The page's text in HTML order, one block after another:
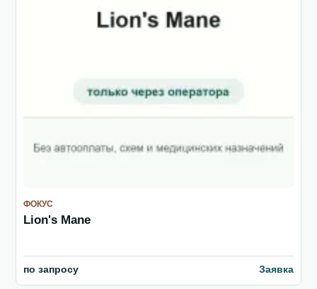
ФОКУС
Lion's Mane
по запросу Заявка